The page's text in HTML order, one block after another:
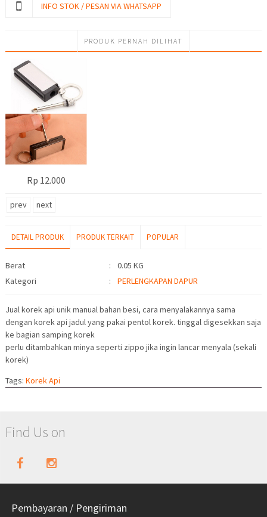
INFO STOK / PESAN VIA WHATSAPP
PRODUK PERNAH DILIHAT
Rp 12.000
prev next
DETAIL PRODUK PRODUK TERKAIT POPULAR
Detail Produk
Berat :
0.05 KG
Kategori
: PERLENGKAPAN DAPUR
Jual korek api unik manual bahan besi, cara menyalakannya sama
dengan korek api jadul yang pakai pentol korek. tinggal digesekkan saja
ke bagian samping korek
perlu ditambahkan minya seperti zippo jika ingin lancar menyala (sekali
korek)
Tags: Korek Api
Find Us on
Pembayaran / Pengiriman